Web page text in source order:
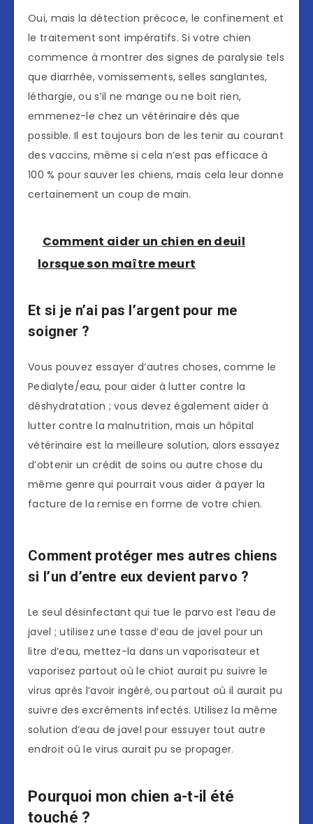
Oui, mais la détection précoce, le confinement et
le traitement sont impératifs. Si votre chien
commence à montrer des signes de paralysie tels
que diarrhée, vomissements, selles sanglantes,
léthargie, ou s’il ne mange ou ne boit rien,
emmenez-le chez un vétérinaire dès que
possible. Il est toujours bon de les tenir au courant
des vaccins, même si cela n’est pas efficace à
100 % pour sauver les chiens, mais cela leur donne
certainement un coup de main.
Comment aider un chien en deuil
lorsque son maître meurt
Et si je n’ai pas l’argent pour me
soigner ?
Vous pouvez essayer d’autres choses, comme le
Pedialyte/eau, pour aider à lutter contre la
déshydratation ; vous devez également aider à
lutter contre la malnutrition, mais un hôpital
vétérinaire est la meilleure solution, alors essayez
d’obtenir un crédit de soins ou autre chose du
même genre qui pourrait vous aider à payer la
facture de la remise en forme de votre chien.
Comment protéger mes autres chiens
si l’un d’entre eux devient parvo ?
Le seul désinfectant qui tue le parvo est l’eau de
javel ; utilisez une tasse d’eau de javel pour un
litre d’eau, mettez-la dans un vaporisateur et
vaporisez partout où le chiot aurait pu suivre le
virus après l’avoir ingéré, ou partout où il aurait pu
suivre des excréments infectés. Utilisez la même
solution d’eau de javel pour essuyer tout autre
endroit où le virus aurait pu se propager.
Pourquoi mon chien a-t-il été
touché ?